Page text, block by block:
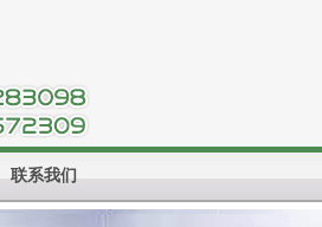
联系我们